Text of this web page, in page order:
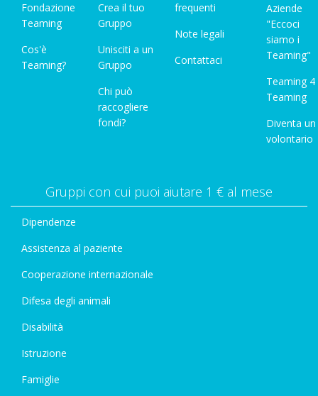
Fondazione
Teaming
Cos'è
Teaming?
Crea il tuo
Gruppo
Unisciti a un
Gruppo
Chi può
raccogliere
fondi?
frequenti
Note legali
Contattaci
Aziende
"Eccoci
siamo i
Teaming"
Teaming 4
Teaming
Diventa un
volontario
Gruppi con cui puoi aiutare 1 € al mese
Dipendenze
Assistenza al paziente
Cooperazione internazionale
Difesa degli animali
Disabilità
Istruzione
Famiglie